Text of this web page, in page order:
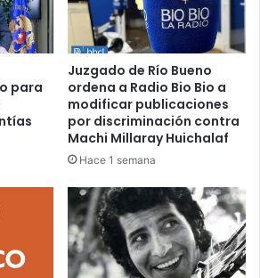
para
Juzgado de Río Bueno
ordena a Radio Bio Bio a
modificar publicaciones
por discriminación contra
Machi Millaray Huichalaf
Hace 1 semana